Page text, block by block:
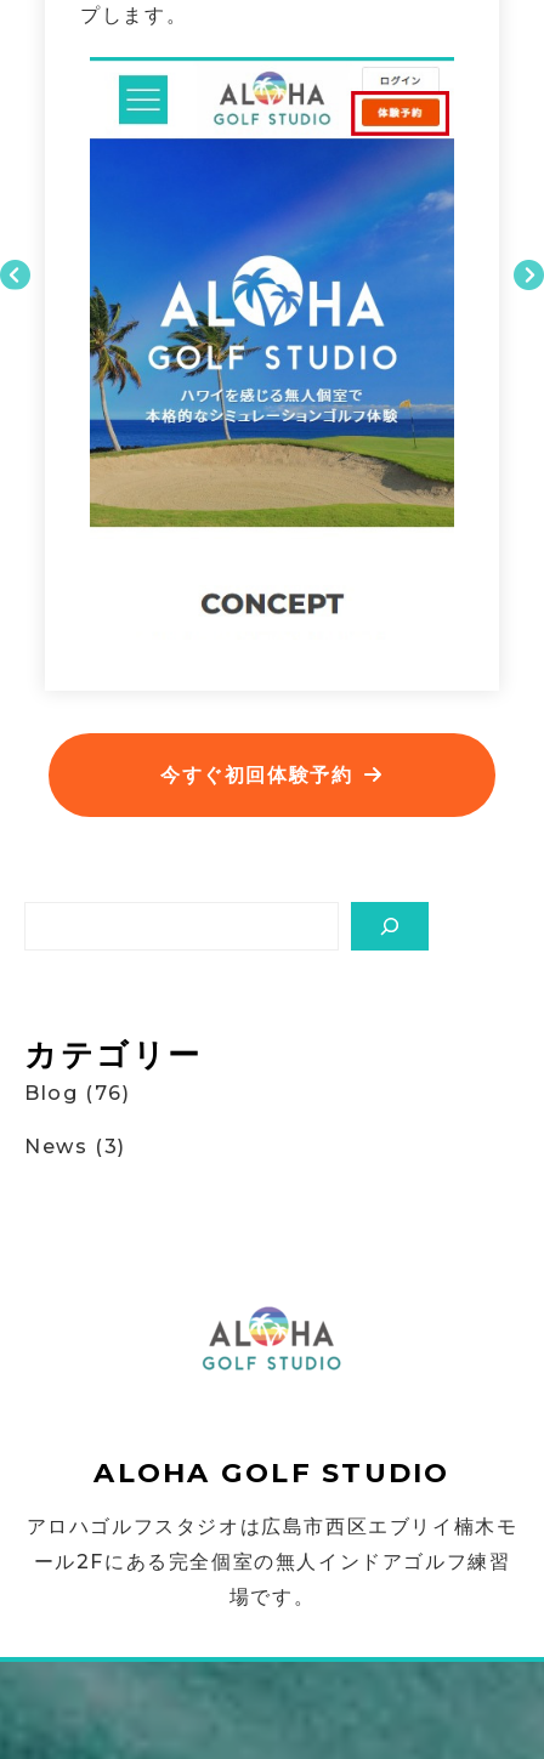
プします。
今すぐ初回体験予約
カテゴリー
Blog (76)
News (3)
ALOHA GOLF STUDIO
アロハゴルフスタジオは広島市西区エブリイ楠木モ
ール2Fにある完全個室の無人インドアゴルフ練習
場です。